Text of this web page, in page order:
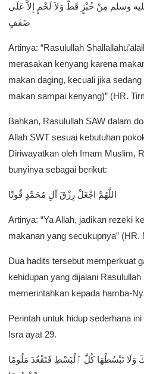
وسلم مِنْ خُبْزٍ قَطُّ وَلاَ لَحْمٍ إِلاَّ عَلَى
ضَفَفٍ
Artinya: “Rasulullah
merasakan kenyang karena
makan daging, kecuali jika
makan sampai kenyang)” (HR.
Bahkan, Rasulullah SAW dalam
Allah SWT sesuai kebutuhan
Diriwayatkan oleh Imam Muslim,
bunyinya sebagai berikut:
اللَّهُمَّ اجْعَلْ رِزْقَ آلِ مُحَمَّدٍ قُوتًا
Artinya: “Ya Allah, jadikan rezeki
makanan yang secukupnya” (HR.
Dua hadits tersebut memperkuat
kehidupan yang dijalani
memerintahkan kepada hamba-
Perintah untuk hidup sederhana
Isra ayat 29.
وَلَا تَبْسُطْهَا كُلَّ ٱلْبَسْطِ فَتَقْعُدَ مَلُومًا